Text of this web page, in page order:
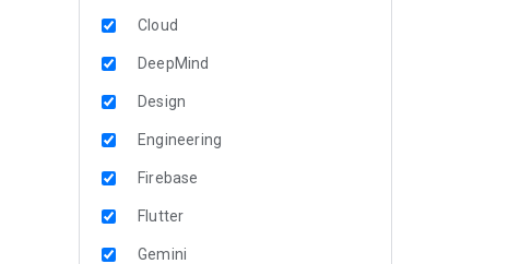
Cloud
DeepMind
Design
Engineering
Firebase
Flutter
Gemini